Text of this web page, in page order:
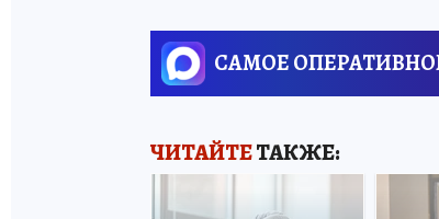
САМОЕ
ЧИТАЙТЕТАКЖЕ: